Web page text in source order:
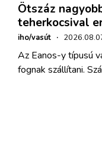
Ötszáz
teherkocsival
iho/vasút ·
Az Eanos-y típusú
fognak szállítani.